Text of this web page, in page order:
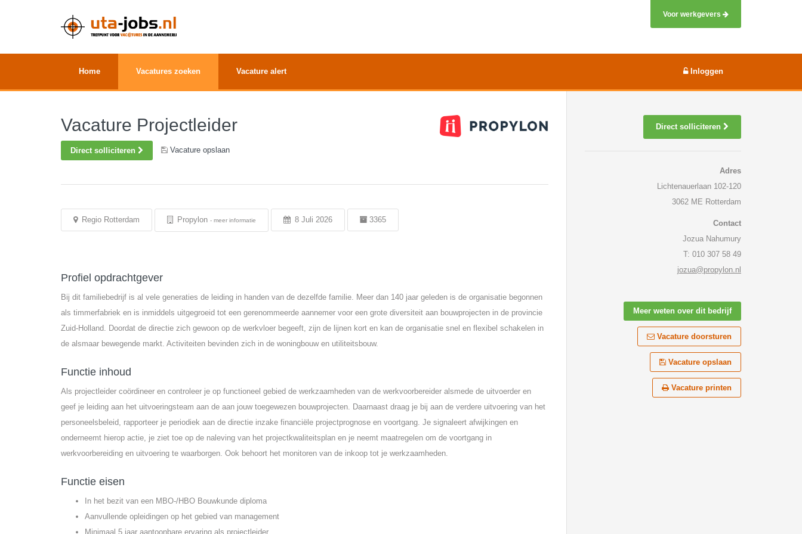
Voor werkgevers
Home Vacatures zoeken Vacature alert Inloggen
Vacature Projectleider
Direct solliciteren Vacature opslaan
Regio Rotterdam Propylon - meer informatie 8 Juli 2026 3365
Profiel opdrachtgever
Bij dit familiebedrijf is al vele generaties de leiding in handen van de dezelfde familie. Meer dan 140 jaar geleden is de organisatie begonnen
als timmerfabriek en is inmiddels uitgegroeid tot een gerenommeerde aannemer voor een grote diversiteit aan bouwprojecten in de provincie
Zuid-Holland. Doordat de directie zich gewoon op de werkvloer begeeft, zijn de lijnen kort en kan de organisatie snel en flexibel schakelen in
de alsmaar bewegende markt. Activiteiten bevinden zich in de woningbouw en utiliteitsbouw.
Functie inhoud
Als projectleider coördineer en controleer je op functioneel gebied de werkzaamheden van de werkvoorbereider alsmede de uitvoerder en
geef je leiding aan het uitvoeringsteam aan de aan jouw toegewezen bouwprojecten. Daarnaast draag je bij aan de verdere uitvoering van het
personeelsbeleid, rapporteer je periodiek aan de directie inzake financiële projectprognose en voortgang. Je signaleert afwijkingen en
onderneemt hierop actie, je ziet toe op de naleving van het projectkwaliteitsplan en je neemt maatregelen om de voortgang in
werkvoorbereiding en uitvoering te waarborgen. Ook behoort het monitoren van de inkoop tot je werkzaamheden.
Functie eisen
In het bezit van een MBO-/HBO Bouwkunde diploma
Aanvullende opleidingen op het gebied van management
Minimaal 5 jaar aantoonbare ervaring als projectleider
Direct solliciteren
Adres
Lichtenauerlaan 102-120
3062 ME Rotterdam
Contact
Jozua Nahumury
T: 010 307 58 49
jozua@propylon.nl
Meer weten over dit bedrijf
Vacature doorsturen
Vacature opslaan
Vacature printen